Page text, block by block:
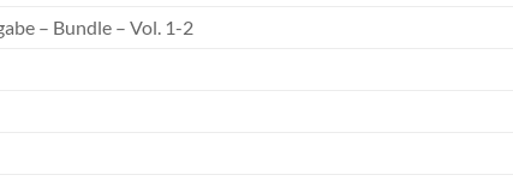
– Bundle – Vol. 1-2